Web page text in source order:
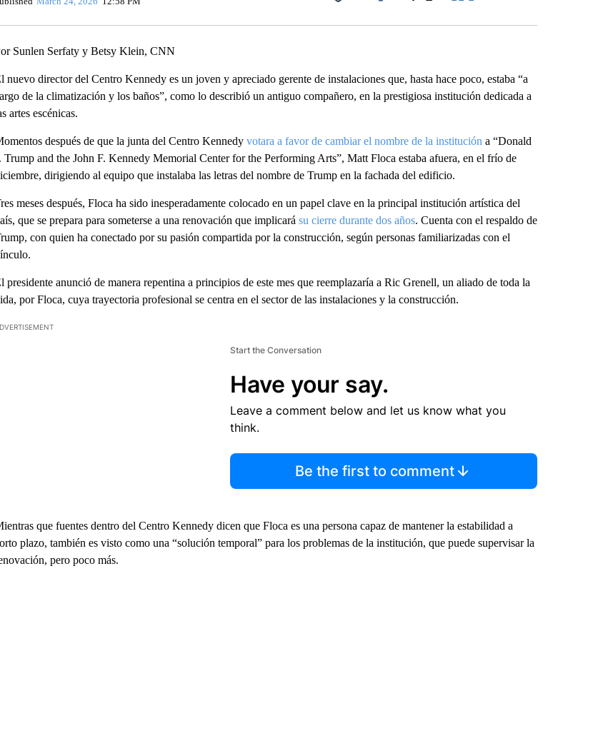
Facebook
Sunlen Serfaty y Betsy Klein, CNN
nuevo director del Centro Kennedy es un joven y apreciado gerente de instalaciones que, hasta hace poco, estaba “a
de la climatización y los baños”, como lo describió un antiguo compañero, en la prestigiosa institución dedicada a
artes escénicas.
después de que la junta del Centro Kennedyvotara a favor de cambiar el nombre de la institución a “Donald
Trump and the John F. Kennedy Memorial Center for the Performing Arts”, Matt Floca estaba afuera, en el frío de
dirigiendo al equipo que instalaba las letras del nombre de Trump en la fachada del edificio.
meses después, Floca ha sido inesperadamente colocado en un papel clave en la principal institución artística del
que se prepara para someterse a una renovación que implicará su cierre durante dos años. Cuenta con el respaldo de
con quien ha conectado por su pasión compartida por la construcción, según personas familiarizadas con el
presidente anunció de manera repentina a principios de este mes que reemplazaría a Ric Grenell, un aliado de toda la
por Floca, cuya trayectoria profesional se centra en el sector de las instalaciones y la construcción.
Start the Conversation
Have your say.
Leave a comment below and let us know what you
think.
Be the first to comment
que fuentes dentro del Centro Kennedy dicen que Floca es una persona capaz de mantener la estabilidad a
plazo, también es visto como una “solución temporal” para los problemas de la institución, que puede supervisar la
pero poco más.